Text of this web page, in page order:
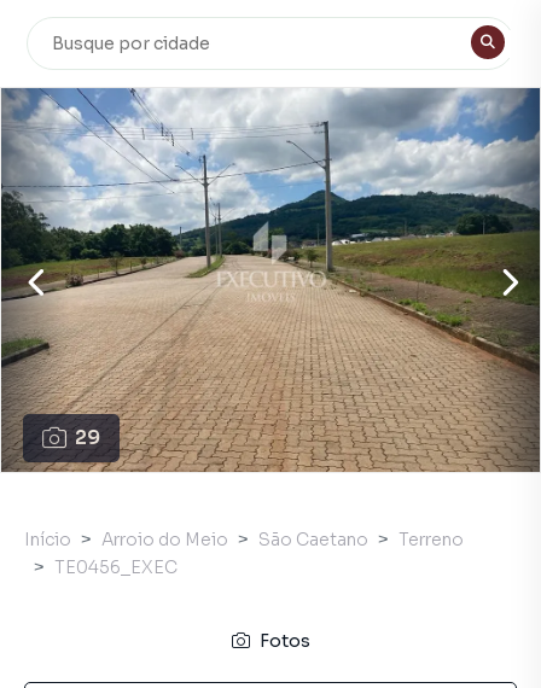
29
Início Arroio do Meio São Caetano
Terreno
TE0456_EXEC
Fotos